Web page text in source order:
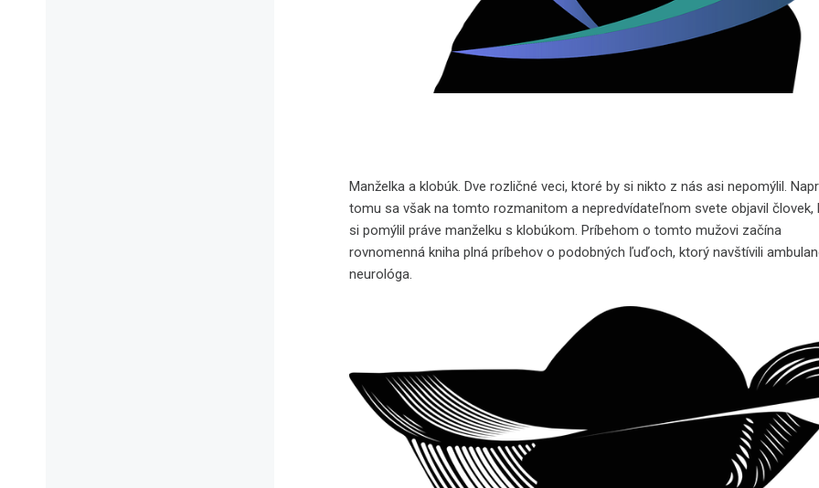
Manželka a klobúk. Dve rozličné veci, ktoré by si nikto z nás asi nepomýlil.
tomu sa však na tomto rozmanitom a nepredvídateľnom svete objavil človek,
si pomýlil práve manželku s klobúkom. Príbehom o tomto mužovi začína
rovnomenná kniha plná príbehov o podobných ľuďoch, ktorý navštívili
neurológa.